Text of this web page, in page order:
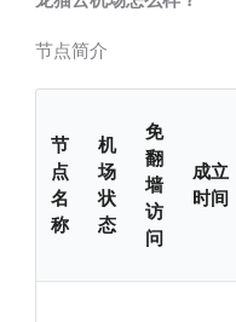
节点简介
节
点
名
称
机
场
状
态
免
翻
墙
访
问
成立
时间